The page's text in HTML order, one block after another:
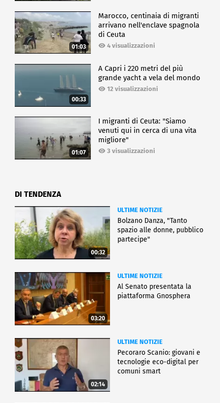
01:03
Marocco, centinaia di migranti
arrivano nell'enclave spagnola
di Ceuta
4 visualizzazioni
00:33
A Capri i 220 metri del più
grande yacht a vela del mondo
12 visualizzazioni
01:07
I migranti di Ceuta: "Siamo
venuti qui in cerca di una vita
migliore"
3 visualizzazioni
DI TENDENZA
00:32
ULTIME NOTIZIE
Bolzano Danza, "Tanto
spazio alle donne, pubblico
partecipe"
03:20
ULTIME NOTIZIE
Al Senato presentata la
piattaforma Gnosphera
02:14
ULTIME NOTIZIE
Pecoraro Scanio: giovani e
tecnologie eco-digital per
comuni smart